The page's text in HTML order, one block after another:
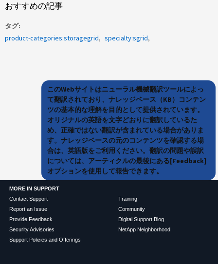
おすすめの記事
タグ
product-categories:storagegrid
specialty:sgrid
このWebサイトはニューラル機械翻訳ツールによっ
て翻訳されており、ナレッジベース（KB）コンテン
ツの基本的な理解を目的として提供されています。
オリジナルの英語を文字どおりに翻訳しているた
め、正確ではない翻訳が含まれている場合がありま
す。ナレッジベースの元のコンテンツを確認する場
合は、英語版をご利用ください。翻訳の問題や誤訳
については、アーティクルの最後にある[Feedback]
オプションを使用して報告できます。
MORE IN SUPPORT
Contact Support
Report an Issue
Provide Feedback
Security Advisories
Support Policies and Offerings
Training
Community
Digital Support Blog
NetApp Neighborhood